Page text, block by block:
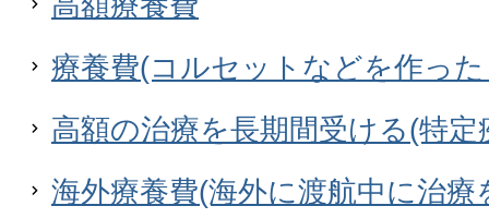
療養費(コルセットなどを作っ
高額の治療を長期間受ける(特定
海外療養費(海外に渡航中に治